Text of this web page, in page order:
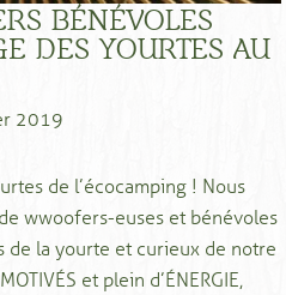
BÉNÉVOLES
DES YOURTES AU
2019
de l’écocamping ! Nous
wwoofers-euses et bénévoles
de la yourte et curieux de notre
et plein d’ÉNERGIE,